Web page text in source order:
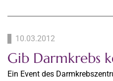
10.03.2012
Gib Darmkrebs
Ein Event des